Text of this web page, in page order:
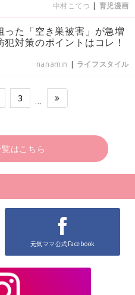
中村こてつ | 育児漫画
った「空き巣被害」が急増
対策のポイントはコレ！
nanamin | ライフスタイル
3 …
はこちら
元気ママ公式Facebook